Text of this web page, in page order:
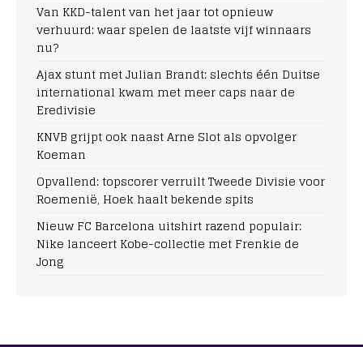
Van KKD-talent van het jaar tot opnieuw
verhuurd: waar spelen de laatste vijf winnaars
nu?
Ajax stunt met Julian Brandt: slechts één Duitse
international kwam met meer caps naar de
Eredivisie
KNVB grijpt ook naast Arne Slot als opvolger
Koeman
Opvallend: topscorer verruilt Tweede Divisie voor
Roemenië, Hoek haalt bekende spits
Nieuw FC Barcelona uitshirt razend populair:
Nike lanceert Kobe-collectie met Frenkie de
Jong